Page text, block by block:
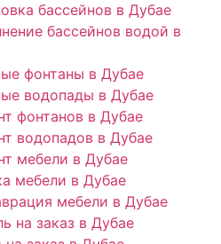
бассейнов в Дубае
бассейнов водой в
фонтаны в Дубае
водопады в Дубае
фонтанов в Дубае
водопадов в Дубае
мебели в Дубае
мебели в Дубае
мебели в Дубае
на заказ в Дубае